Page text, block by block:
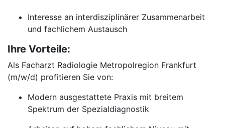
Interesse an interdisziplinärer Zusammenarbeit
und fachlichem Austausch
Ihre Vorteile:
Als Facharzt Radiologie Metropolregion Frankfurt
(m/w/d) profitieren Sie von:
Modern ausgestattete Praxis mit breitem
Spektrum der Spezialdiagnostik